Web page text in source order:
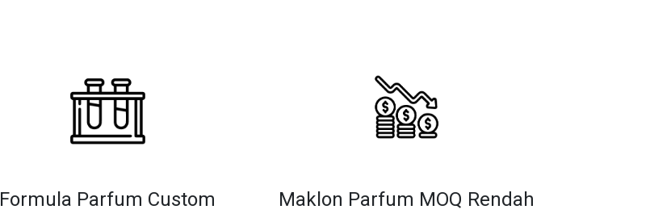
Formula Parfum Custom
Maklon Parfum MOQ Rendah